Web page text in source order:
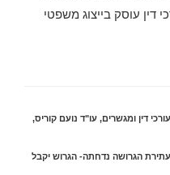
דין עוסק בייצוג משפטי
דין ומגשרים,עו"ד נועם קוריס,
עתירת הגרושה נדחתה- הגרוש יקבל